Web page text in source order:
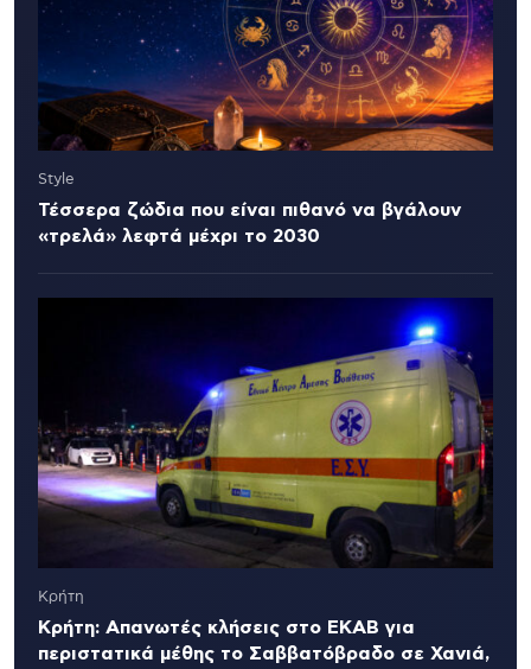
Style
Τέσσερα ζώδια που είναι πιθανό να βγάλουν
«τρελά» λεφτά μέχρι το 2030
Κρήτη
Κρήτη: Απανωτές κλήσεις στο ΕΚΑΒ για
περιστατικά μέθης το Σαββατόβραδο σε Χανιά,